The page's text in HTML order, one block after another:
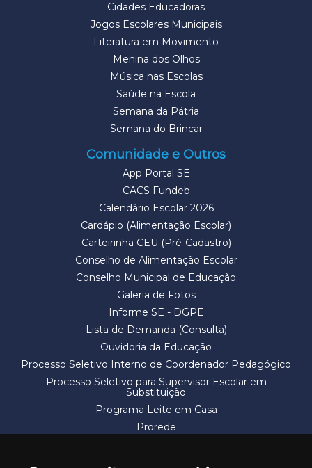
Cidades Educadoras
Jogos Escolares Municipais
Literatura em Movimento
Menina dos Olhos
Música nas Escolas
Saúde na Escola
Semana da Pátria
Semana do Brincar
Comunidade e Outros
App Portal SE
CACS Fundeb
Calendário Escolar 2026
Cardápio (Alimentação Escolar)
Carteirinha CEU (Pré-Cadastro)
Conselho de Alimentação Escolar
Conselho Municipal de Educação
Galeria de Fotos
Informe SE - DGPE
Lista de Demanda (Consulta)
Ouvidoria da Educação
Processo Seletivo Interno de Coordenador Pedagógico
Processo Seletivo para Supervisor Escolar em
Substituição
Programa Leite em Casa
Prorede